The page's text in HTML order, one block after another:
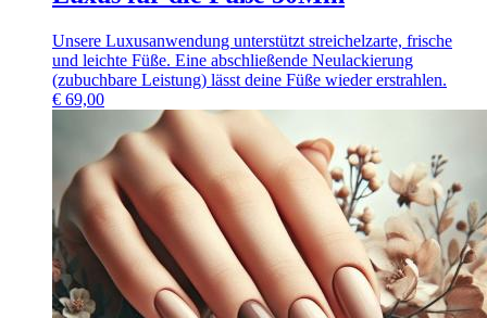
Unsere Luxusanwendung unterstützt streichelzarte, frische
und leichte Füße. Eine abschließende Neulackierung
(zubuchbare Leistung) lässt deine Füße wieder erstrahlen.
€ 69,00